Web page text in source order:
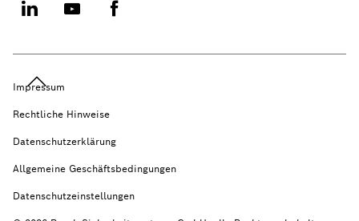
Impressum
Rechtliche Hinweise
Datenschutzerklärung
Allgemeine Geschäftsbedingungen
Datenschutzeinstellungen